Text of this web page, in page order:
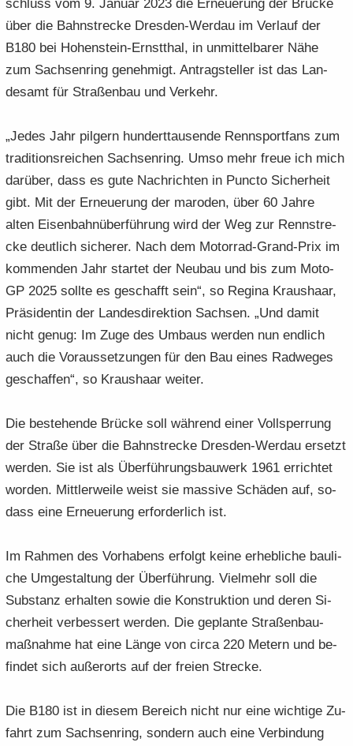
n
­
d
e
­
v
i
­
a
­
t
i
n
o
n
i
­
o
n
n
­
d
­
v
i
a
­
t
i
n
t
i
­
schluss vom 9. Ja­nu­ar 2023 die Er­neue­rung der Brü­cke
über die Bahn­stre­cke Dresden-​Werdau im Ver­lauf der
B180 bei Hohenstein-​Ernstthal, in un­mit­tel­ba­rer Nähe
zum Sach­sen­ring ge­neh­migt. An­trag­stel­ler ist das Lan­
des­amt für Stra­ßen­bau und Ver­kehr.
„Jedes Jahr pil­gern hun­dert­tau­sen­de Renn­sport­fans zum
tra­di­ti­ons­rei­chen Sach­sen­ring. Umso mehr freue ich mich
dar­über, dass es gute Nach­rich­ten in Punc­to Si­cher­heit
gibt. Mit der Er­neue­rung der ma­ro­den, über 60 Jahre
alten Ei­sen­bahn­über­füh­rung wird der Weg zur Renn­stre­
cke deut­lich si­che­rer. Nach dem Motorrad-​Grand-Prix im
kom­men­den Jahr star­tet der Neu­bau und bis zum Moto-​
GP 2025 soll­te es ge­schafft sein“, so Re­gi­na Kraus­haar,
Prä­si­den­tin der Lan­des­di­rek­ti­on Sach­sen. „Und damit
nicht genug: Im Zuge des Um­baus wer­den nun end­lich
auch die Vor­aus­set­zun­gen für den Bau eines Rad­we­ges
ge­schaf­fen“, so Kraus­haar wei­ter.
Die be­stehen­de Brü­cke soll wäh­rend einer Voll­sper­rung
der Stra­ße über die Bahn­stre­cke Dresden-​Werdau er­setzt
wer­den. Sie ist als Über­füh­rungs­bau­werk 1961 er­rich­tet
wor­den. Mitt­ler­wei­le weist sie mas­si­ve Schä­den auf, so­
dass eine Er­neue­rung er­for­der­lich ist.
Im Rah­men des Vor­ha­bens er­folgt keine er­heb­li­che bau­li­
che Um­ge­stal­tung der Über­füh­rung. Viel­mehr soll die
Sub­stanz er­hal­ten sowie die Kon­struk­ti­on und deren Si­
cher­heit ver­bes­sert wer­den. Die ge­plan­te Stra­ßen­bau­
maß­nah­me hat eine Länge von circa 220 Me­tern und be­
fin­det sich au­ßer­orts auf der frei­en Stre­cke.
Die B180 ist in die­sem Be­reich nicht nur eine wich­ti­ge Zu­
fahrt zum Sach­sen­ring, son­dern auch eine Ver­bin­dung
a
­
t
n